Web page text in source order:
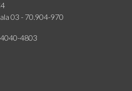
03 - 70.904-970
4803